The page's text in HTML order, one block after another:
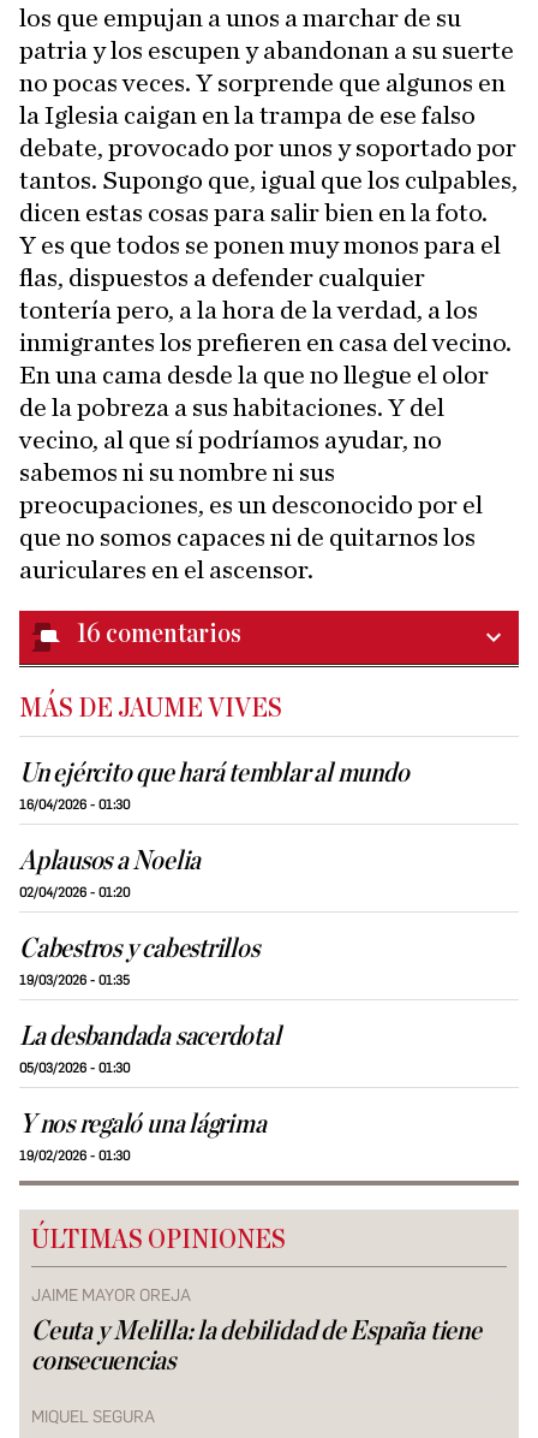
los que empujan a unos a marchar de su
patria y los escupen y abandonan a su suerte
no pocas veces. Y sorprende que algunos en
la Iglesia caigan en la trampa de ese falso
debate, provocado por unos y soportado por
tantos. Supongo que, igual que los culpables,
dicen estas cosas para salir bien en la foto.
Y es que todos se ponen muy monos para el
flas, dispuestos a defender cualquier
tontería pero, a la hora de la verdad, a los
inmigrantes los prefieren en casa del vecino.
En una cama desde la que no llegue el olor
de la pobreza a sus habitaciones. Y del
vecino, al que sí podríamos ayudar, no
sabemos ni su nombre ni sus
preocupaciones, es un desconocido por el
que no somos capaces ni de quitarnos los
auriculares en el ascensor.
16 comentarios
MÁS DE JAUME VIVES
Un ejército que hará temblar al mundo
16/04/2026 - 01:30
Aplausos a Noelia
02/04/2026 - 01:20
Cabestros y cabestrillos
19/03/2026 - 01:35
La desbandada sacerdotal
05/03/2026 - 01:30
Y nos regaló una lágrima
19/02/2026 - 01:30
ÚLTIMAS OPINIONES
JAIME MAYOR OREJA
Ceuta y Melilla: la debilidad de España tiene
consecuencias
MIQUEL SEGURA